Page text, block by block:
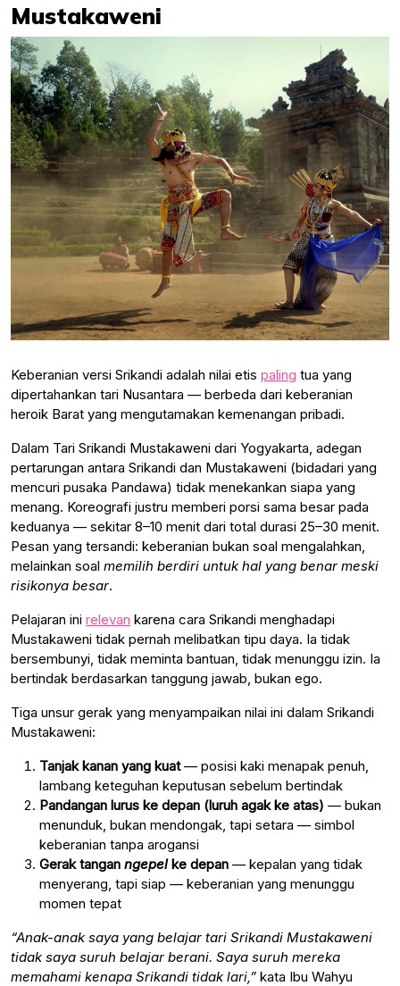
Mustakaweni
Keberanian versi Srikandi adalah nilai etis paling tua yang
dipertahankan tari Nusantara — berbeda dari keberanian
heroik Barat yang mengutamakan kemenangan pribadi.
Dalam Tari Srikandi Mustakaweni dari Yogyakarta, adegan
pertarungan antara Srikandi dan Mustakaweni (bidadari yang
mencuri pusaka Pandawa) tidak menekankan siapa yang
menang. Koreografi justru memberi porsi sama besar pada
keduanya — sekitar 8–10 menit dari total durasi 25–30 menit.
Pesan yang tersandi: keberanian bukan soal mengalahkan,
melainkan soal memilih berdiri untuk hal yang benar meski
risikonya besar.
Pelajaran ini relevan karena cara Srikandi menghadapi
Mustakaweni tidak pernah melibatkan tipu daya. Ia tidak
bersembunyi, tidak meminta bantuan, tidak menunggu izin. Ia
bertindak berdasarkan tanggung jawab, bukan ego.
Tiga unsur gerak yang menyampaikan nilai ini dalam Srikandi
Mustakaweni:
Tanjak kanan yang kuat— posisi kaki menapak penuh,
lambang keteguhan keputusan sebelum bertindak
Pandangan lurus ke depan (luruh agak ke atas) — bukan
menunduk, bukan mendongak, tapi setara — simbol
keberanian tanpa arogansi
Gerak tangan ngepelke depan — kepalan yang tidak
menyerang, tapi siap — keberanian yang menunggu
momen tepat
“Anak-anak saya yang belajar tari Srikandi Mustakaweni
tidak saya suruh belajar berani. Saya suruh mereka
memahami kenapa Srikandi tidak lari,” kata Ibu Wahyu